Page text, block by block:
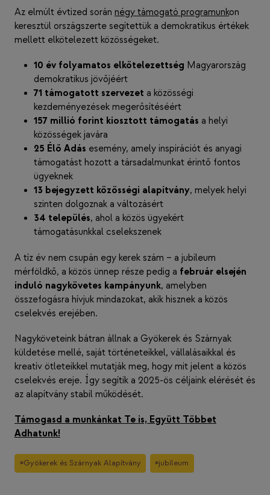
Az elmúlt évtized során négy támogató programunkon
keresztül országszerte segítettük a demokratikus értékek
mellett elkötelezett közösségeket.
10 év folyamatos elkötelezettség Magyarország
demokratikus jövőjéért
71 támogatott szervezet a közösségi
kezdeményezések megerősítéséért
157 millió forint kiosztott támogatás a helyi
közösségek javára
25 Élő Adás esemény, amely inspirációt és anyagi
támogatást hozott a társadalmunkat érintő fontos
ügyeknek
13 bejegyzett közösségi alapítvány, melyek helyi
szinten dolgoznak a változásért
34 település, ahol a közös ügyekért
támogatásunkkal cselekszenek
A tíz év nem csupán egy kerek szám – a jubileum
mérföldkő, a közös ünnep része pedig a február elsején
induló nagykövetes kampányunk, amelyben
összefogásra hívjuk mindazokat, akik hisznek a közös
cselekvés erejében.
Nagyköveteink bátran állnak a Gyökerek és Szárnyak
küldetése mellé, saját történeteikkel, vállalásaikkal és
kreatív ötleteikkel mutatják meg, hogy mit jelent a közös
cselekvés ereje. Így segítik a 2025-ös céljaink elérését és
az alapítvány stabil működését.
Támogasd a munkánkat Te is, Együtt Többet
Adhatunk!
Post
Tags:
#Gyökerek és Szárnyak Alapítvány #jubíleum